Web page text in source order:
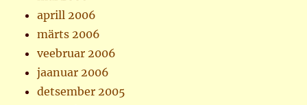
aprill 2006
märts 2006
veebruar 2006
jaanuar 2006
detsember 2005